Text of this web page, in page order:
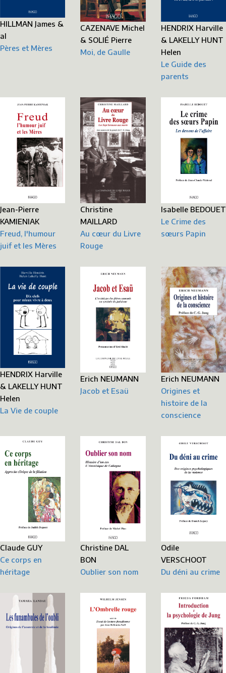
HILLMAN James &
al
Pères et Mères
CAZENAVE Michel
& SOLIÉ Pierre
Moi, de Gaulle
HENDRIX Harville
& LAKELLY HUNT
Helen
Le Guide des
parents
Jean-Pierre
KAMIENIAK
Freud, l'humour
juif et les Mères
Christine
MAILLARD
Au cœur du Livre
Rouge
Isabelle BEDOUET
Le Crime des
sœurs Papin
HENDRIX Harville
& LAKELLY HUNT
Helen
La Vie de couple
Erich NEUMANN
Jacob et Esaü
Erich NEUMANN
Origines et
histoire de la
conscience
Claude GUY
Ce corps en
héritage
Christine DAL
BON
Oublier son nom
Odile
VERSCHOOT
Du déni au crime